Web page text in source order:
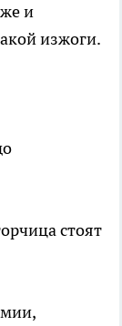
и
изжоги.
стоят